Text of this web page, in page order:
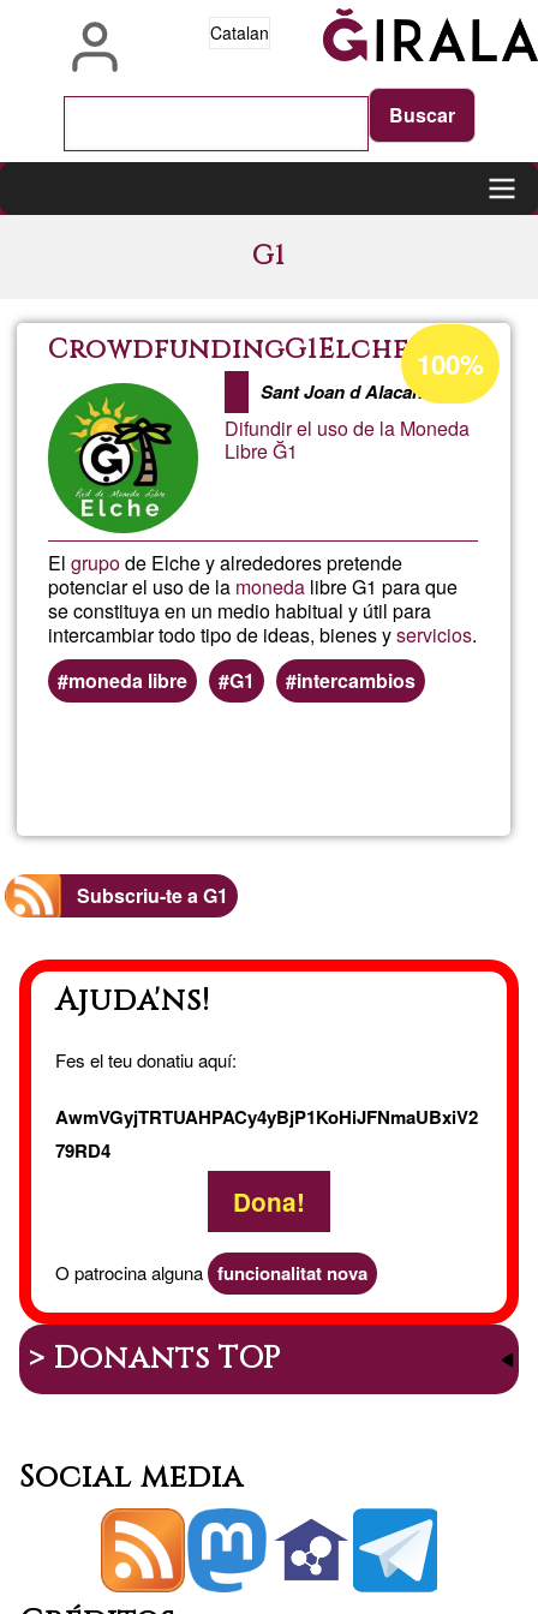
Catalan
G1
CrowdfundingG1Elche
Sant Joan d Alacant
Difundir el uso de la Moneda
Libre Ğ1
Elgrupode Elche y alrededores pretende
potenciar el uso de la moneda libre G1 para que
se constituya en un medio habitual y útil para
intercambiar todo tipo de ideas, bienes yservicios.
moneda libre
G1 intercambios
Percentatge
d'acceptació
de
G1
100%
Subscriu-te a G1
Ajuda'ns!
Fes el teu donatiu aquí:
AwmVGyjTRTUAHPACy4yBjP1KoHiJFNmaUBxiV2
79RD4
Dona!
O patrocina alguna funcionalitat nova
> Donants TOP
Social media